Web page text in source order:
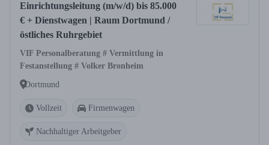
Einrichtungsleitung (m/w/d) bis 85.000
€ + Dienstwagen | Raum Dortmund /
östliches Ruhrgebiet
VIF Personalberatung # Vermittlung in
Festanstellung # Volker Bronheim
Dortmund
Vollzeit Firmenwagen
Nachhaltiger Arbeitgeber